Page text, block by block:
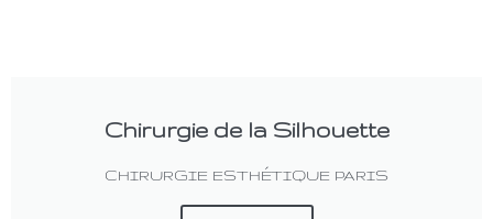
Chirurgie de la Silhouette
CHIRURGIE ESTHÉTIQUE PARIS